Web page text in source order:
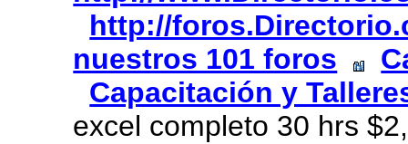
http://
nuestros 101 foros
Capacitación y
excel completo 30 hrs